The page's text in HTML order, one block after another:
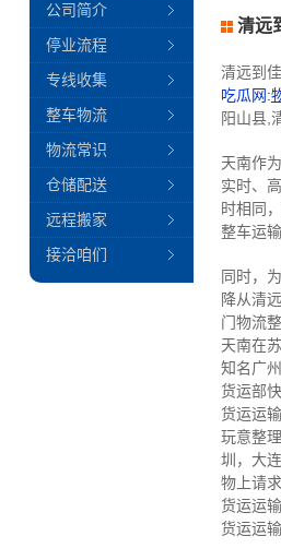
清远
清远到
吃瓜网:
阳山县,
天南作
实时、
时相同
整车运输
同时，
降从清
门物流
天南在
知名广
货运部
货运运
玩意整
圳，大
物上请
货运运
货运运
公司简介
停业流程
专线收集
整车物流
物流常识
仓储配送
远程搬家
接洽咱们